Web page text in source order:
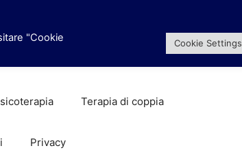
Terapia di coppia
Privacy
"Cookie Cookie Settings